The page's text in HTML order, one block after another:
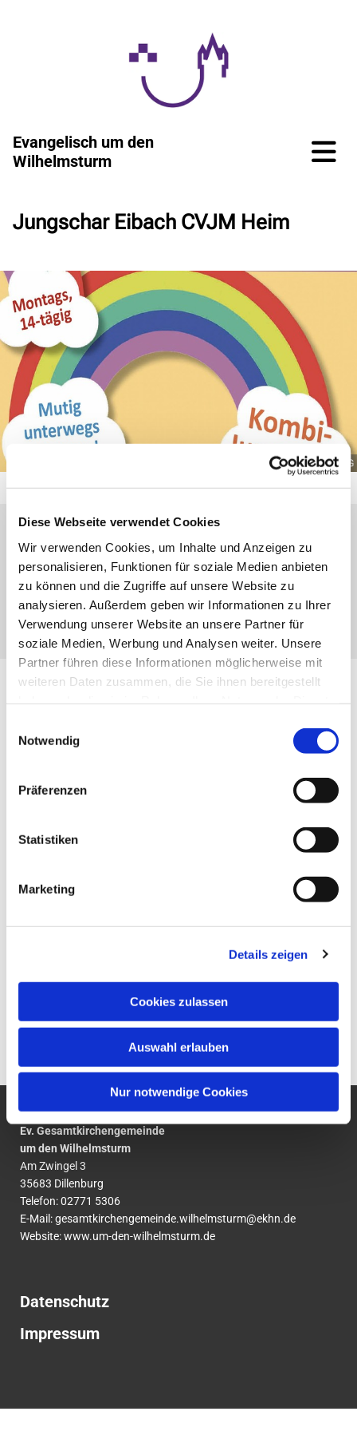
Diese Webseite verwendet Cookies
Wir verwenden Cookies, um Inhalte und Anzeigen zu
personalisieren, Funktionen für soziale Medien anbieten
zu können und die Zugriffe auf unsere Website zu
analysieren. Außerdem geben wir Informationen zu Ihrer
Verwendung unserer Website an unsere Partner für
soziale Medien, Werbung und Analysen weiter. Unsere
Partner führen diese Informationen möglicherweise mit
weiteren Daten zusammen, die Sie ihnen bereitgestellt
Notwendig
Präferenzen
Statistiken
Marketing
Details zeigen
Cookies zulassen
Auswahl erlauben
Nur notwendige Cookies
Evangelisch um den
Wilhelmsturm
Jungschar Eibach CVJM Heim
© Ev. Kirchengemeinde DBG
Mittwoch, 4. November 2026, 17:30 Uhr
CVJM Heim, Weihergarten 17, 35689
Dillenburg
Jungschar für Jungen und Mädels
Ev. Gesamtkirchengemeinde
um den Wilhelmsturm
Am Zwingel 3
35683 Dillenburg
Telefon:02771 5306
E-Mail:gesamtkirchengemeinde.wilhelmsturm@ekhn.de
Website: www.um-den-wilhelmsturm.de
Datenschutz
Impressum